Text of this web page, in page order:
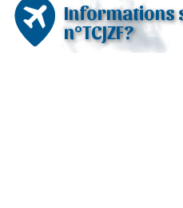
Informations
n°TCJZF?